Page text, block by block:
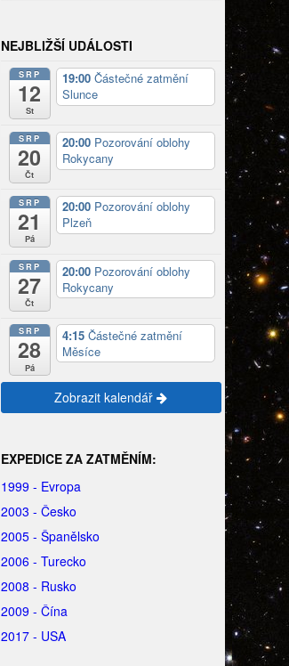
NEJBLIŽŠÍ UDÁLOSTI
SRP
12
St
19:00 Částečné zatmění
Slunce
SRP
20
Čt
20:00 Pozorování oblohy
Rokycany
SRP
21
Pá
20:00 Pozorování oblohy
Plzeň
SRP
27
Čt
20:00 Pozorování oblohy
Rokycany
SRP
28
Pá
4:15 Částečné zatmění
Měsíce
Zobrazit kalendář
EXPEDICE ZA ZATMĚNÍM:
1999 - Evropa
2003 - Česko
2005 - Španělsko
2006 - Turecko
2008 - Rusko
2009 - Čína
2017 - USA